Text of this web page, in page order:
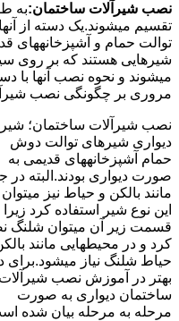
نصب شیرآلات ساختمان:به
تقسیم میشوند.یک دسته از
توالت حمام و آشپزخانههای
شیرهایی هستند که بر روی
میشوند و نحوه نصب آنها با
مروری بر چگونگی نصب
نصب شیرآلات ساختمان؛
دیواری شیرهای توالت دوش
حمام آشپزخانههای قدیمی به
صورت دیواری بودند.البته در
مانند بالکن و حیاط نیز میتوان
این نوع شیر استفاده کرد زیرا
قسمت زیر آن میتوان شلنگ
کرد و در محیطهایی مانند
حیاط شلنگ نیاز میشود.برای
بهتر در آموزش نصب شیرآلات
ساختمان دیواری به صورت
مرحله به مرحله بیان شده